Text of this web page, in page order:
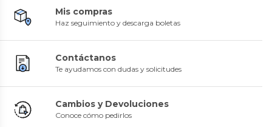
Mis compras
Haz seguimiento y descarga boletas
Contáctanos
Te ayudamos con dudas y solicitudes
Cambios y Devoluciones
Conoce cómo pedirlos